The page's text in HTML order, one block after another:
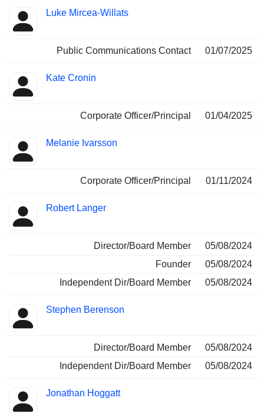
Luke Mircea-Willats
Public Communications Contact 01/07/2025
Kate Cronin
Corporate Officer/Principal 01/04/2025
Melanie Ivarsson
Corporate Officer/Principal 01/11/2024
Robert Langer
Director/Board Member
05/08/2024
Founder
05/08/2024
Independent Dir/Board Member
05/08/2024
Stephen Berenson
Director/Board Member
05/08/2024
Independent Dir/Board Member
05/08/2024
Jonathan Hoggatt